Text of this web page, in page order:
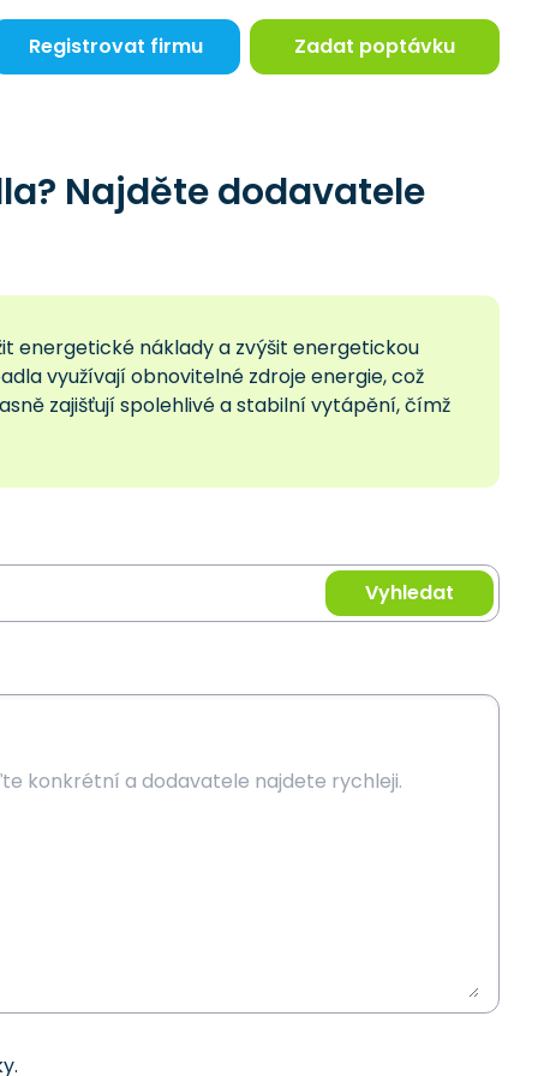
Registrovat firmu Zadat poptávku
Najděte dodavatele
energetické náklady a zvýšit energetickou
využívají obnovitelné zdroje energie, což
zajišťují spolehlivé a stabilní vytápění, čímž
Vyhledat